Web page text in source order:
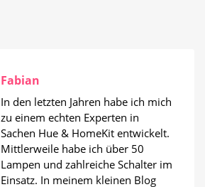
Fabian
In den letzten Jahren habe ich mich
zu einem echten Experten in
Sachen Hue & HomeKit entwickelt.
Mittlerweile habe ich über 50
Lampen und zahlreiche Schalter im
Einsatz. In meinem kleinen Blog